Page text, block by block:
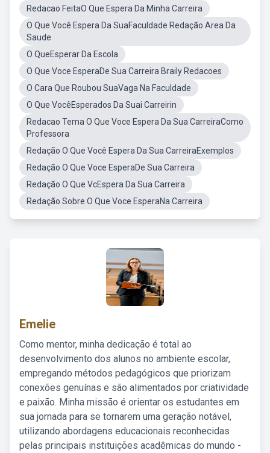
Redacao FeitaO Que Espera Da Minha Carreira
O Que Você Espera Da SuaFaculdade Redação Area Da
Saude
O QueEsperar Da Escola
O Que Voce EsperaDe Sua Carreira Braily Redacoes
O Cara Que Roubou SuaVaga Na Faculdade
O Que VocêEsperados Da Suai Carreirin
Redacao Tema O Que Voce Espera Da Sua CarreiraComo
Professora
Redação O Que Você Espera Da Sua CarreiraExemplos
Redação O Que Voce EsperaDe Sua Carreira
Redação O Que VcEspera Da Sua Carreira
Redação Sobre O Que Voce EsperaNa Carreira
Emelie
Como mentor, minha dedicação é total ao
desenvolvimento dos alunos no ambiente escolar,
empregando métodos pedagógicos que priorizam
conexões genuínas e são alimentados por criatividade
e paixão. Minha missão é orientar os estudantes em
sua jornada para se tornarem uma geração notável,
utilizando abordagens educacionais reconhecidas
pelas principais instituições acadêmicas do mundo -